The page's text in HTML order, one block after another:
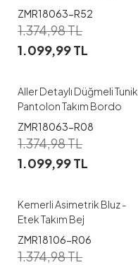
ZMR18063-R52
1.374,98TL
1.099,99TL
1 2
Aller Detaylı Düğmeli Tunik
Pantolon Takım Bordo
ZMR18063-R08
1.374,98TL
1.099,99TL
2 3
Kemerli Asimetrik Bluz -
Etek Takım Bej
ZMR18106-R06
1.374,98TL